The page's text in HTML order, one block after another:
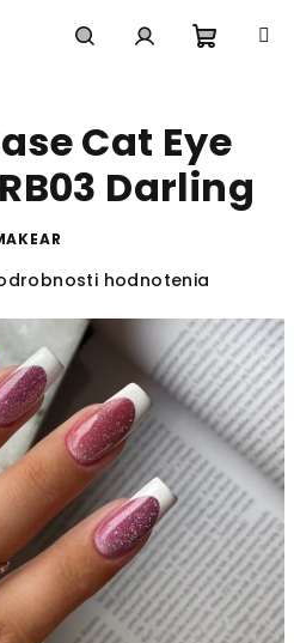
košík
Cat Eye
Darling
hodnotenia